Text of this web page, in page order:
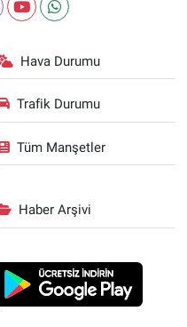
Hava Durumu
Trafik Durumu
Tüm Manşetler
Haber Arşivi